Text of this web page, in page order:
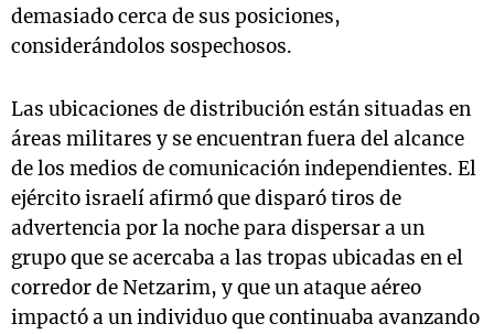
demasiado cerca de sus posiciones,
considerándolos sospechosos.
Las ubicaciones de distribución están situadas en
áreas militares y se encuentran fuera del alcance
de los medios de comunicación independientes. El
ejército israelí afirmó que disparó tiros de
advertencia por la noche para dispersar a un
grupo que se acercaba a las tropas ubicadas en el
corredor de Netzarim, y que un ataque aéreo
impactó a un individuo que continuaba avanzando